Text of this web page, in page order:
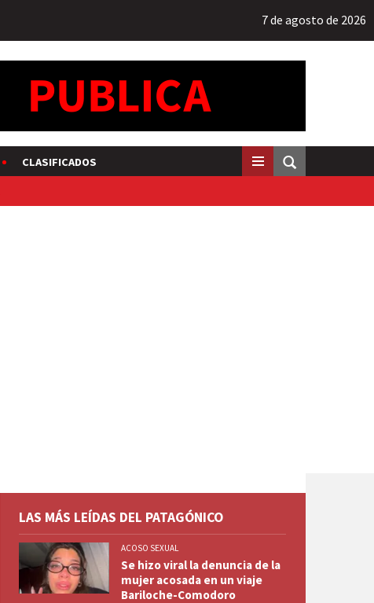
7 de agosto de 2026
CLASIFICADOS
LAS MÁS LEÍDAS DEL PATAGÓNICO
ACOSO SEXUAL
Se hizo viral la denuncia de la
mujer acosada en un viaje
Bariloche-Comodoro